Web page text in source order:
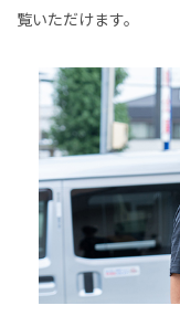
覧いただけます。